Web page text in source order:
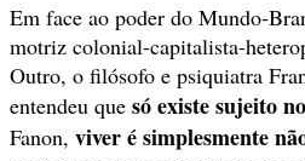
Em face ao poder do Mundo-
motriz colonial-capitalista-
Outro, o filósofo e psiquiatra
entendeu que só existe sujeito
Fanon, viver é simplesmente